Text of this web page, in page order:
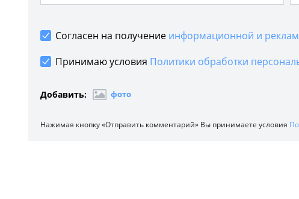
Согласен на получение информационной и
Принимаю условия Политики обработки
Добавить: фото
Нажимая кнопку «Отправить комментарий» Вы принимаете условия